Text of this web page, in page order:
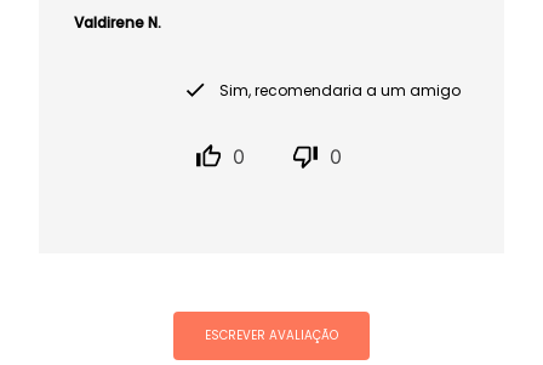
Valdirene N.
Sim, recomendaria a um amigo
0 0
ESCREVER AVALIAÇÃO